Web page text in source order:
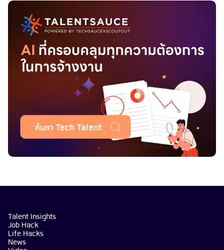
Talent Insights
Job Hack
Life Hacks
News